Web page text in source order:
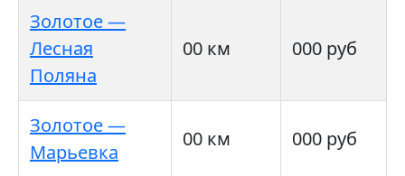
Золотое —
Лесная
Поляна
00 км 000 руб
Золотое —
Марьевка
00 км 000 руб